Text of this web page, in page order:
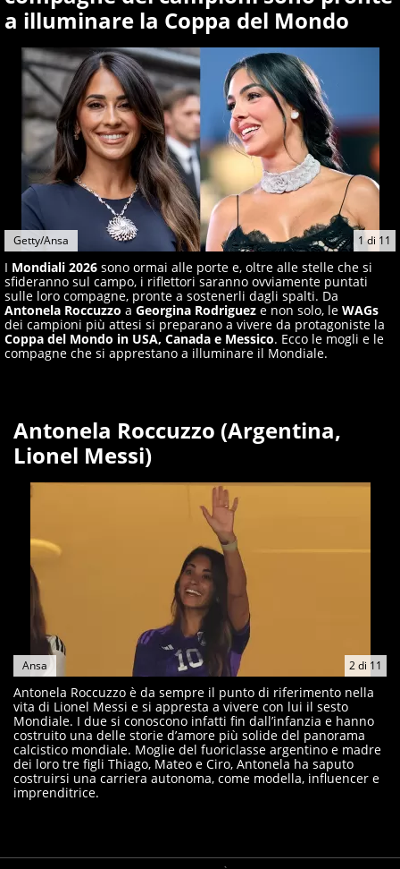
giornalisti ed esperti di sport abili sia nel gioco di
rimessa quando intercettano le notizie e le rilanciano
verso la rete, sia nella costruzione dal basso quando
creano contenuti 100% originali ed esclusivi.
a illuminare la Coppa del Mondo
1di 11
Getty/Ansa
I Mondiali 2026 sono ormai alle porte e, oltre alle stelle che si
sfideranno sul campo, i riflettori saranno ovviamente puntati
sulle loro compagne, pronte a sostenerli dagli spalti. Da
Antonela Roccuzzo a Georgina Rodriguez e non solo, le WAGs
dei campioni più attesi si preparano a vivere da protagoniste la
Coppa del Mondo in USA, Canada e Messico. Ecco le mogli e le
compagne che si apprestano a illuminare il Mondiale.
Antonela Roccuzzo (Argentina,
Lionel Messi)
2di 11
Ansa
Antonela Roccuzzo è da sempre il punto di riferimento nella
vita di Lionel Messi e si appresta a vivere con lui il sesto
Mondiale. I due si conoscono infatti fin dall’infanzia e hanno
costruito una delle storie d’amore più solide del panorama
calcistico mondiale. Moglie del fuoriclasse argentino e madre
dei loro tre figli Thiago, Mateo e Ciro, Antonela ha saputo
costruirsi una carriera autonoma, come modella, influencer e
imprenditrice.